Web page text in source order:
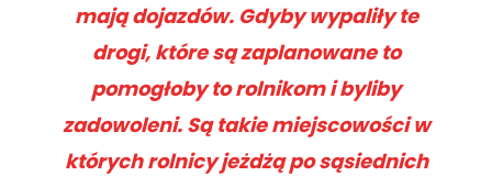
mają dojazdów. Gdyby wypaliły te
drogi, które są zaplanowane to
pomogłoby to rolnikom i byliby
zadowoleni. Są takie miejscowości w
których rolnicy jeżdżą po sąsiednich